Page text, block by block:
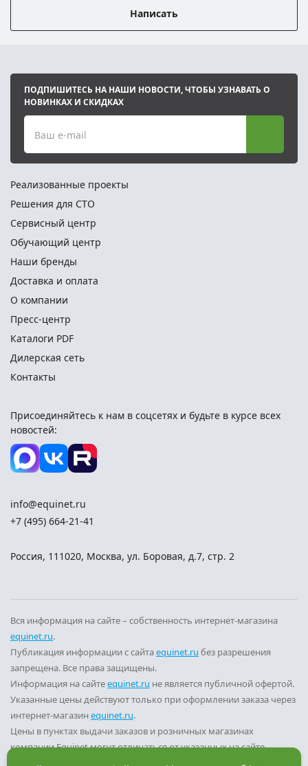
Написать
ПОДПИШИТЕСЬ НА НАШИ НОВОСТИ, ЧТОБЫ УЗНАВАТЬ О
НОВИНКАХ И СКИДКАХ
Ваш e-mail
Реализованные проекты
Решения для СТО
Сервисный центр
Обучающий центр
Наши бренды
Доставка и оплата
О компании
Пресс-центр
Каталоги PDF
Дилерская сеть
Контакты
Присоединяйтесь к нам в соцсетях и будьте в курсе всех
новостей:
info@equinet.ru
+7 (495) 664-21-41
Россия, 111020, Москва, ул. Боровая, д.7, стр. 2
Вся информация на сайте – собственность интернет-магазина
equinet.ru.
Публикация информации с сайтаequinet.ru без разрешения
запрещена. Все права защищены.
Информация на сайтеequinet.ru не является публичной офертой.
Указанные цены действуют только при оформлении заказа через
интернет-магазин equinet.ru.
Цены в пунктах выдачи заказов и розничных магазинах
компании Equinet могут отличаться от указанных на сайте.
Вы принимаете условия
политики конфиденциальности